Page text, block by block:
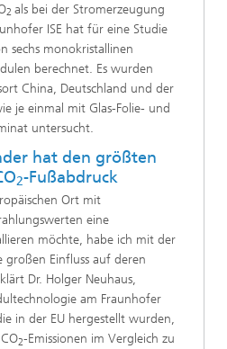
2 als bei der Stromerzeugung
ISE hat für eine Studie
sechs monokristallinen
berechnet. Es wurden
China, Deutschland und der
je einmal mit Glas-Folie- und
untersucht.
hat den größten
2-Fußabdruck
Ort mit
eine
möchte, habe ich mit der
Einfluss auf deren
Dr. Holger Neuhaus,
am Fraunhofer
in der EU hergestellt wurden,
2-Emissionen im Vergleich zu